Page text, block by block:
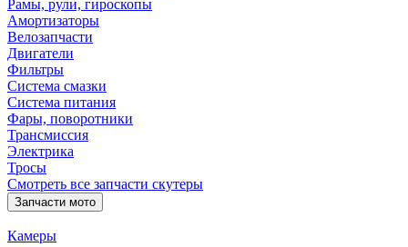
Рамы, рули, гироскопы
Амортизаторы
Велозапчасти
Двигатели
Фильтры
Система смазки
Система питания
Фары, поворотники
Трансмиссия
Электрика
Тросы
Смотреть все запчасти скутеры
Запчасти мото
Камеры